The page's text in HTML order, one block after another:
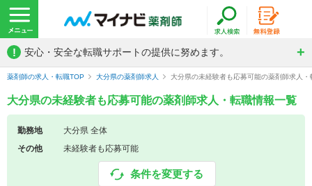
! 安心・安全な転職サポートの提供に努めます。
薬剤師の求人・転職TOP 大分県の薬剤師求人 大分県の未経験者も応募可能の薬剤師求人
大分県の未経験者も応募可能の薬剤師求人・転職情報一覧
勤務地
大分県 全体
その他
未経験者も応募可能
条件を変更する